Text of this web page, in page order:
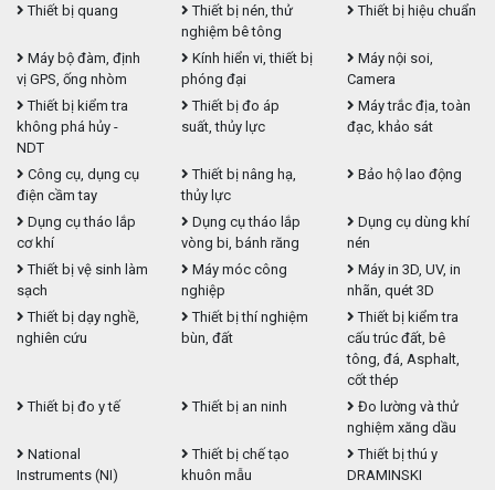
Thiết bị quang
Thiết bị nén, thử
nghiệm bê tông
Thiết bị hiệu chuẩn
Máy bộ đàm, định
vị GPS, ống nhòm
Kính hiển vi, thiết bị
phóng đại
Máy nội soi,
Camera
Thiết bị kiểm tra
không phá hủy -
NDT
Thiết bị đo áp
suất, thủy lực
Máy trắc địa, toàn
đạc, khảo sát
Công cụ, dụng cụ
điện cầm tay
Thiết bị nâng hạ,
thủy lực
Bảo hộ lao động
Dụng cụ tháo lắp
cơ khí
Dụng cụ tháo lắp
vòng bi, bánh răng
Dụng cụ dùng khí
nén
Thiết bị vệ sinh làm
sạch
Máy móc công
nghiệp
Máy in 3D, UV, in
nhãn, quét 3D
Thiết bị dạy nghề,
nghiên cứu
Thiết bị thí nghiệm
bùn, đất
Thiết bị kiểm tra
cấu trúc đất, bê
tông, đá, Asphalt,
cốt thép
Thiết bị đo y tế
Thiết bị an ninh
Đo lường và thử
nghiệm xăng dầu
National
Instruments (NI)
Thiết bị chế tạo
khuôn mẫu
Thiết bị thú y
DRAMINSKI